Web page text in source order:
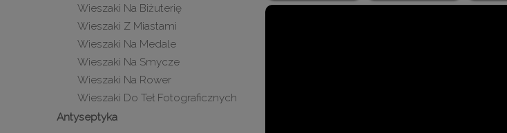
Wieszaki Na Biżuterię
Wieszaki Z Miastami
Wieszaki Na Medale
Wieszaki Na Smycze
Wieszaki Na Rower
Wieszaki Do Teł Fotograficznych
Antyseptyka